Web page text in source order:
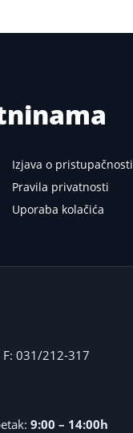
Izjava o pristupačnosti
Pravila privatnosti
Uporaba kolačića
F: 031/212-317
9:00 – 14:00h